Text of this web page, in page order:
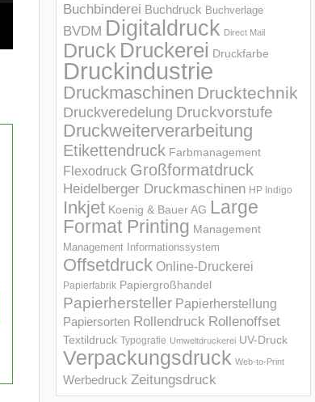
Buchbinderei Buchdruck Buchverlage
BVDM Digitaldruck Direct Mail
Druck Druckerei Druckfarbe
Druckindustrie
Druckmaschinen Drucktechnik
Druckveredelung Druckvorstufe
Druckweiterverarbeitung
Etikettendruck Farbmanagement
Flexodruck Großformatdruck
Heidelberger Druckmaschinen HP Indigo
Inkjet Koenig & Bauer AG Large
Format Printing Management
Management Informations­system
Offsetdruck Online-Druckerei
Papierfabrik Papiergroßhandel
Papierhersteller Papierherstellung
Papiersorten Rollendruck Rollenoffset
Textildruck Typografie Umweltdruckerei UV-Druck
Verpackungsdruck Web-to-Print
Werbedruck Zeitungsdruck